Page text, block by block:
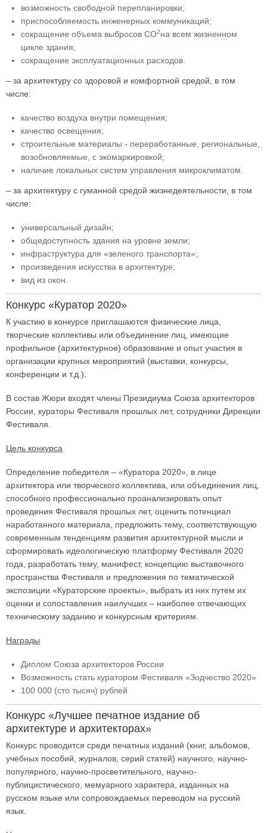
возможность свободной перепланировки;
приспособляемость инженерных коммуникаций;
сокращение объема выбросов СО2на всем жизненном
цикле здания;
сокращение эксплуатационных расходов.
– за архитектуру со здоровой и комфортной средой, в том
числе:
качество воздуха внутри помещения;
качество освещения;
строительные материалы - переработанные, региональные,
возобновляемые, с экомаркировкой;
наличие локальных систем управления микроклиматом.
– за архитектуру с гуманной средой жизнедеятельности, в том
числе:
универсальный дизайн;
общедоступность здания на уровне земли;
инфраструктура для «зеленого транспорта»;
произведения искусства в архитектуре;
вид из окон.
Конкурс «Куратор 2020»
К участию в конкурсе приглашаются физические лица,
творческие коллективы или объединение лиц, имеющие
профильное (архитектурное) образование и опыт участия в
организации крупных мероприятий (выставки, конкурсы,
конференции и т.д.).
В состав Жюри входят члены Президиума Союза архитекторов
России, кураторы Фестиваля прошлых лет, сотрудники Дирекции
Фестиваля.
Цель конкурса
Определение победителя – «Куратора 2020», в лице
архитектора или творческого коллектива, или объединения лиц,
способного профессионально проанализировать опыт
проведения Фестиваля прошлых лет, оценить потенциал
наработанного материала, предложить тему, соответствующую
современным тенденциям развития архитектурной мысли и
сформировать идеологическую платформу Фестиваля 2020
года, разработать тему, манифест, концепцию выставочного
пространства Фестиваля и предложения по тематической
экспозиции «Кураторские проекты», выбрать из них путем их
оценки и сопоставления наилучших – наиболее отвечающих
техническому заданию и конкурсным критериям.
Награды
Диплом Союза архитекторов России
Возможность стать куратором Фестиваля «Зодчество 2020»
100 000 (сто тысяч) рублей
Конкурс «Лучшее печатное издание об
архитектуре и архитекторах»
Конкурс проводится среди печатных изданий (книг, альбомов,
учебных пособий, журналов, серий статей) научного, научно-
популярного, научно-просветительного, научно-
публицистического, мемуарного характера, изданных на
русском языке или сопровождаемых переводом на русский
язык.